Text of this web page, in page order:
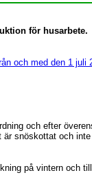
för husarbete.
och med den 1 juli
och efter
snöskottat och
på vintern och